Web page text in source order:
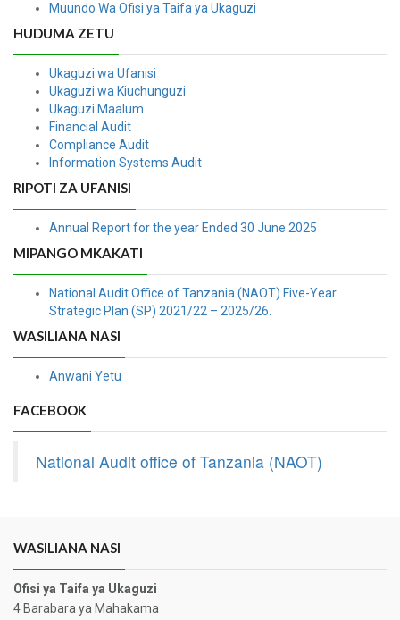
Muundo Wa Ofisi ya Taifa ya Ukaguzi
HUDUMA ZETU
Ukaguzi wa Ufanisi
Ukaguzi wa Kiuchunguzi
Ukaguzi Maalum
Financial Audit
Compliance Audit
Information Systems Audit
RIPOTI ZA UFANISI
Annual Report for the year Ended 30 June 2025
MIPANGO MKAKATI
National Audit Office of Tanzania (NAOT) Five-Year
Strategic Plan (SP) 2021/22 – 2025/26.
WASILIANA NASI
Anwani Yetu
FACEBOOK
National Audit office of Tanzania (NAOT)
WASILIANA NASI
Ofisi ya Taifa ya Ukaguzi
4 Barabara ya Mahakama